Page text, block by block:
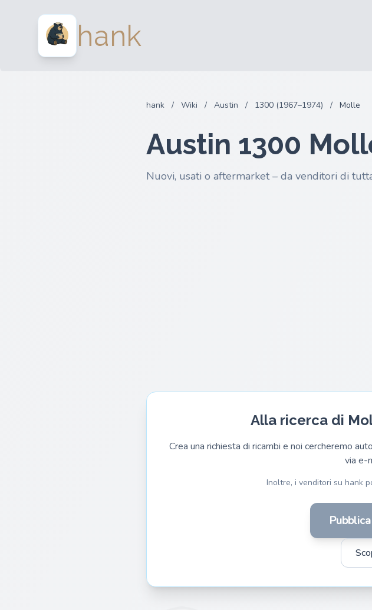
hank
hank / Wiki / Austin / 1300 (1967–1974) / Molle
Austin 1300
Nuovi, usati o aftermarket – da venditori di
Alla ricerca di
Crea una richiesta di ricambi e noi cercheremo
via e-
Inoltre, i venditori su hank